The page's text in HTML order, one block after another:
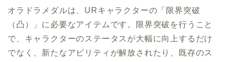
オラドラメダルは、URキャラクターの「限界突破
（凸）」に必要なアイテムです。限界突破を行うこと
で、キャラクターのステータスが大幅に向上するだけ
でなく、新たなアビリティが解放されたり、既存のス